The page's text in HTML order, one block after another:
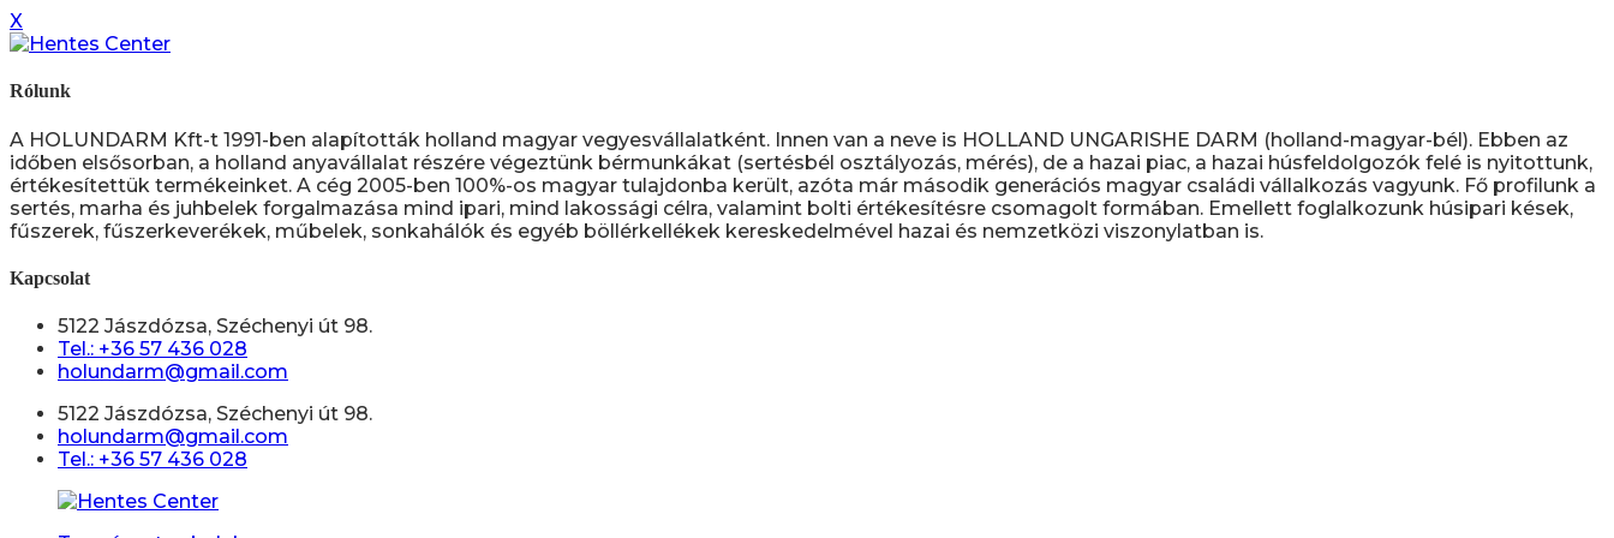
X
Rólunk
A HOLUNDARM Kft-t 1991-ben alapították holland magyar vegyesvállalatként. Innen van a neve is HOLLAND UNGARISHE DARM (holland-magyar-bél). Ebben az
időben elsősorban, a holland anyavállalat részére végeztünk bérmunkákat (sertésbél osztályozás, mérés), de a hazai piac, a hazai húsfeldolgozók felé is nyitottunk,
értékesítettük termékeinket. A cég 2005-ben 100%-os magyar tulajdonba került, azóta már második generációs magyar családi vállalkozás vagyunk. Fő profilunk a
sertés, marha és juhbelek forgalmazása mind ipari, mind lakossági célra, valamint bolti értékesítésre csomagolt formában. Emellett foglalkozunk húsipari kések,
fűszerek, fűszerkeverékek, műbelek, sonkahálók és egyéb böllérkellékek kereskedelmével hazai és nemzetközi viszonylatban is.
Kapcsolat
5122 Jászdózsa, Széchenyi út 98.
Tel.: +36 57 436 028
holundarm@gmail.com
5122 Jászdózsa, Széchenyi út 98.
holundarm@gmail.com
Tel.: +36 57 436 028